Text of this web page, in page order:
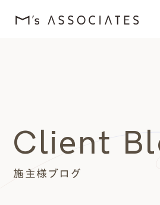
エムズを愛する人たち
施工事例
施主様ブログ
Client